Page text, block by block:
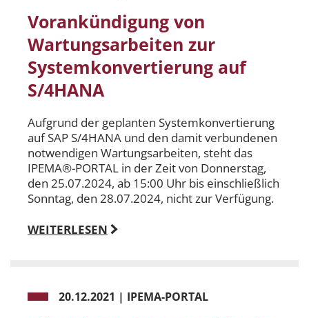
Vorankündigung von
Wartungsarbeiten zur
Systemkonvertierung auf
S/4HANA
Aufgrund der geplanten Systemkonvertierung
auf SAP S/4HANA und den damit verbundenen
notwendigen Wartungsarbeiten, steht das
IPEMA®-PORTAL in der Zeit von Donnerstag,
den 25.07.2024, ab 15:00 Uhr bis einschließlich
Sonntag, den 28.07.2024, nicht zur Verfügung.
WEITERLESEN
20.12.2021 | IPEMA-PORTAL